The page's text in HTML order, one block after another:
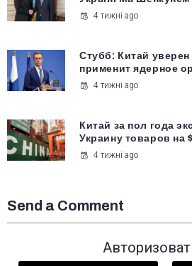
4 тижні ago
Стубб: Китай
применит ядерное
4 тижні ago
Китай за пол года
Украину товаров на
4 тижні ago
Send a Comment